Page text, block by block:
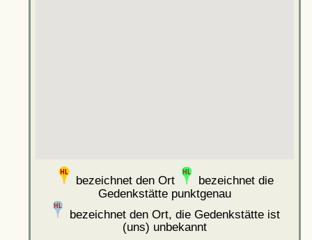
bezeichnet den Ort
bezeichnet die
Gedenkstätte punktgenau
bezeichnet den Ort, die Gedenkstätte ist
(uns) unbekannt